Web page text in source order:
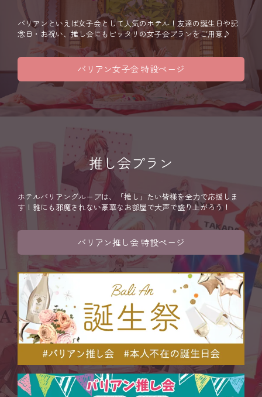
バリアンといえば女子会として人気のホテル！友達の誕生日や記
念日・お祝い、推し会にもピッタリの女子会プランをご用意♪
バリアン女子会 特設ページ
推し会プラン
ホテルバリアングループは、「推し」たい皆様を全力で応援しま
す！誰にも邪魔されない豪華なお部屋で大声で盛り上がろう！
バリアン推し会 特設ページ